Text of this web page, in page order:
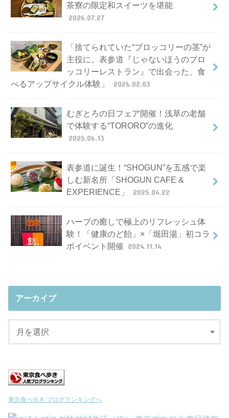
茶寮の限定和スイーツを堪能
2026.07.27
「捨てられていた“ブロッコリーの茎”が
主役に。表参道『じゃないほうのブロ
ッコリーレストラン』で出会った、食
べるアップサイクル体験」
2026.02.03
むぎとろの日フェア開催！浅草の老舗
で体験する“TORORO”の進化
2025.06.13
表参道に誕生！“SHOGUN”を五感で楽
しむ新名所「SHOGUN CAFE &
EXPERIENCE」
2025.04.22
ハーブの癒しで極上のリフレッシュ体
験！「健康のど飴」×「堀田湯」初コラ
ボイベント開催 2024.11.14
アーカイブ
東京食べ歩き ブログランキングへ